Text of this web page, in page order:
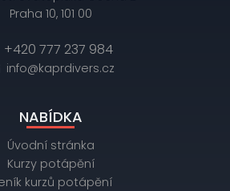
Praha 10, 101 00
+420 777 237 984
info@kaprdivers.cz
NABÍDKA
Úvodní stránka
Kurzy potápění
kurzů potápění